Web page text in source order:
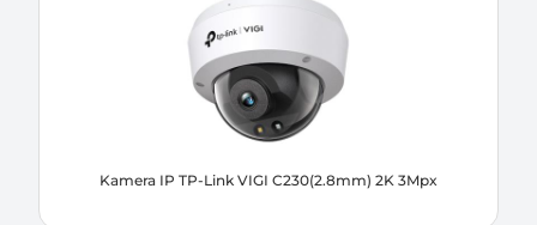
Kamera IP TP-Link VIGI C230(2.8mm) 2K 3Mpx